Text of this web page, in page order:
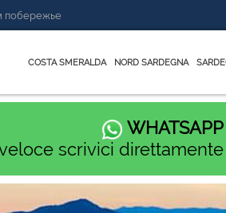
побережье
COSTA SMERALDA NORD SARDEGNA
WHATSAPP
scrivici